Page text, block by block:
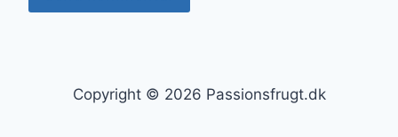
Copyright © 2026 Passionsfrugt.dk